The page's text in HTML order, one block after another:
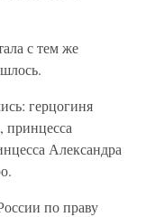
с тем же
герцогиня
принцесса
Александра
по праву